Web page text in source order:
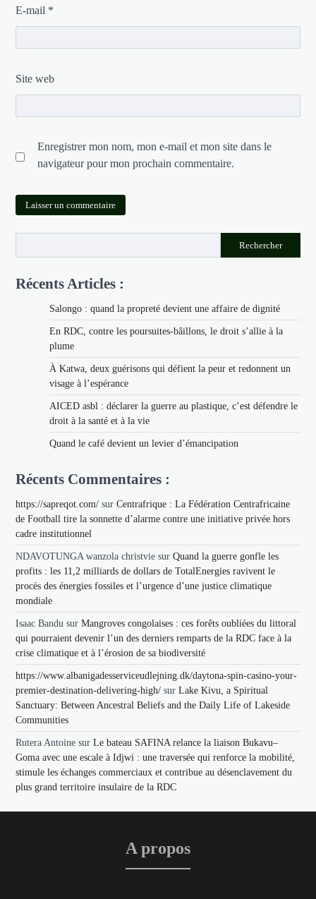
E-mail *
Site web
Enregistrer mon nom, mon e-mail et mon site dans le
navigateur pour mon prochain commentaire.
Rechercher
Récents Articles :
Salongo : quand la propreté devient une affaire de dignité
En RDC, contre les poursuites-bâillons, le droit s’allie à la
plume
À Katwa, deux guérisons qui défient la peur et redonnent un
visage à l’espérance
AICED asbl : déclarer la guerre au plastique, c’est défendre le
droit à la santé et à la vie
Quand le café devient un levier d’émancipation
Récents Commentaires :
https://sapreqot.com/ surCentrafrique : La Fédération Centrafricaine
de Football tire la sonnette d’alarme contre une initiative privée hors
cadre institutionnel
NDAVOTUNGA wanzola christvie surQuand la guerre gonfle les
profits : les 11,2 milliards de dollars de TotalEnergies ravivent le
procès des énergies fossiles et l’urgence d’une justice climatique
mondiale
Isaac Bandu surMangroves congolaises : ces forêts oubliées du littoral
qui pourraient devenir l’un des derniers remparts de la RDC face à la
crise climatique et à l’érosion de sa biodiversité
https://www.albanigadesserviceudlejning.dk/daytona-spin-casino-your-
premier-destination-delivering-high/ surLake Kivu, a Spiritual
Sanctuary: Between Ancestral Beliefs and the Daily Life of Lakeside
Communities
Rutera Antoine surLe bateau SAFINA relance la liaison Bukavu–
Goma avec une escale à Idjwi : une traversée qui renforce la mobilité,
stimule les échanges commerciaux et contribue au désenclavement du
plus grand territoire insulaire de la RDC
A propos